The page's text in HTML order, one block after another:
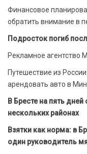
Финансовое
обратить внимание в
Подросток погиб
Рекламное агентство
Путешествие из
арендовать авто в
В Бресте на пять
нескольких районах
Взятки как норма: в
один руководитель